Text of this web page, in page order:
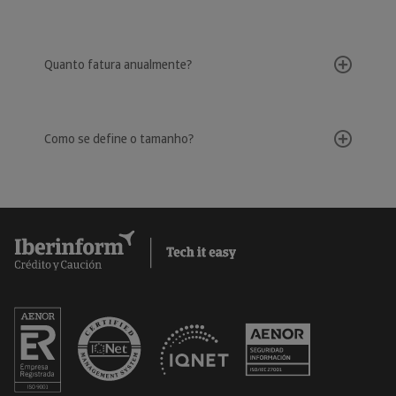
Quanto fatura anualmente?
Como se define o tamanho?